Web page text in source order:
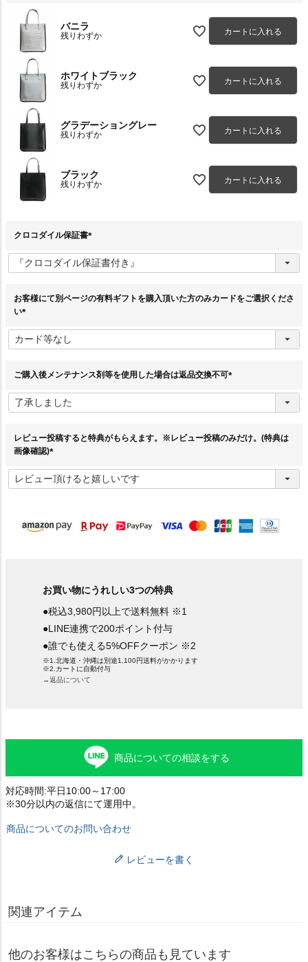
バニラ
残りわずか カートに入れる
ホワイトブラック
残りわずか カートに入れる
グラデーショングレー
残りわずか カートに入れる
ブラック
残りわずか カートに入れる
クロコダイル保証書
必
須
お客様にて別ページの有料ギフトを購入頂いた方のみカードをご選択くださ
い
必
須
ご購入後メンテナンス剤等を使用した場合は返品交換不可
須
レビュー投稿すると特典がもらえます。※レビュー投稿のみだけ。(特典は
画像確認)
必
須
お買い物にうれしい3つの特典
●税込3,980円以上で送料無料 ※1
●LINE連携で200ポイント付与
●誰でも使える5%OFFクーポン ※2
※1.北海道・沖縄は別途1,100円送料がかかります
※2.カートに自動付与
→返品について
商品についての相談をする
対応時間:平日10:00～17:00
※30分以内の返信にて運用中。
商品についてのお問い合わせ
レビューを書く
関連アイテム
他のお客様はこちらの商品も見ています